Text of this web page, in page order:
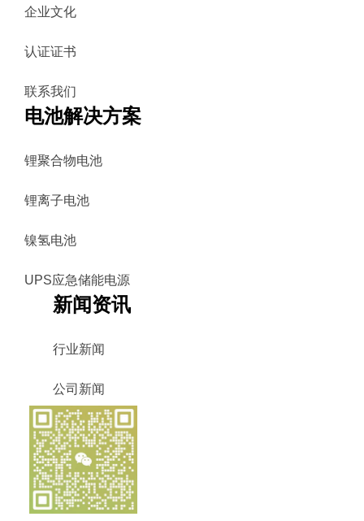
企业文化
认证证书
联系我们
电池解决方案
锂聚合物电池
锂离子电池
镍氢电池
UPS应急储能电源
新闻资讯
行业新闻
公司新闻